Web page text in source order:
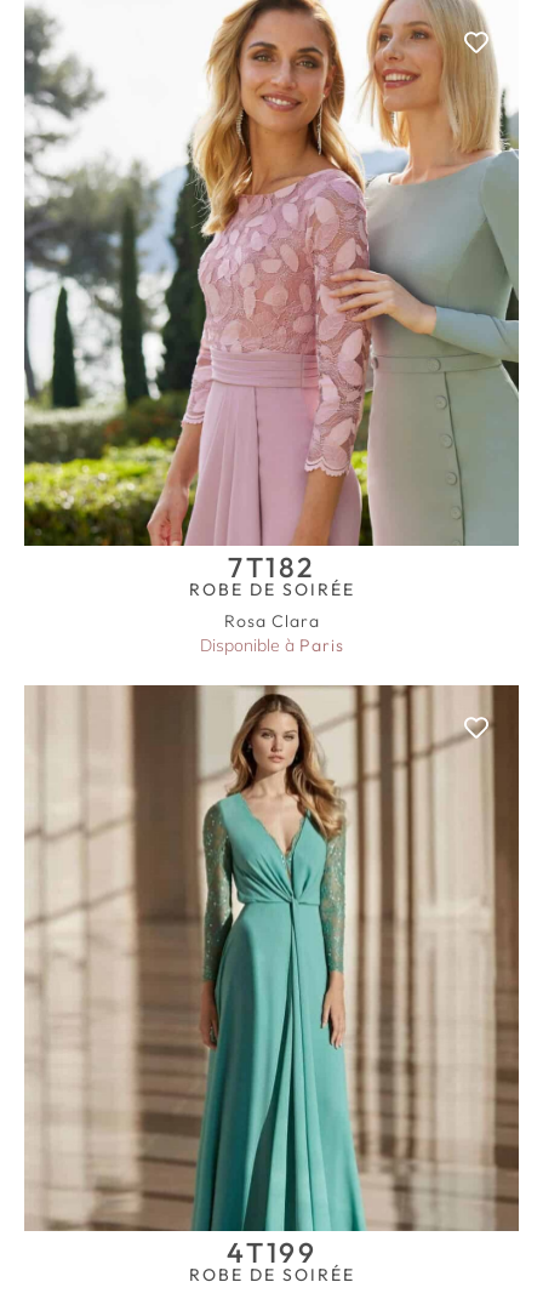
7T182
ROBE DE SOIRÉE
Rosa Clara
Disponible à Paris
4T199
ROBE DE SOIRÉE